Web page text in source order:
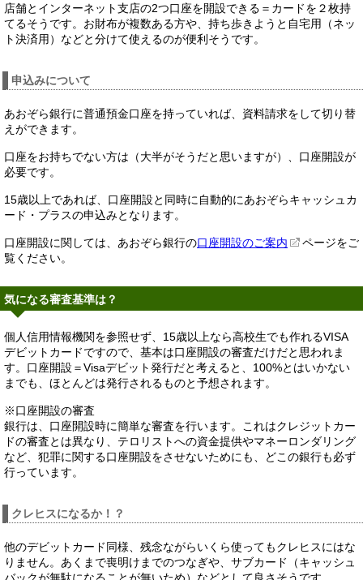
店舗とインターネット支店の2つ口座を開設できる＝カードを２枚持
てるそうです。お財布が複数ある方や、持ち歩きようと自宅用（ネッ
ト決済用）などと分けて使えるのが便利そうです。
申込みについて
あおぞら銀行に普通預金口座を持っていれば、資料請求をして切り替
えができます。
口座をお持ちでない方は（大半がそうだと思いますが）、口座開設が
必要です。
15歳以上であれば、口座開設と同時に自動的にあおぞらキャッシュカ
ード・プラスの申込みとなります。
口座開設に関しては、あおぞら銀行の口座開設のご案内
ページをご
覧ください。
気になる審査基準は？
個人信用情報機関を参照せず、15歳以上なら高校生でも作れるVISA
デビットカードですので、基本は口座開設の審査だけだと思われま
す。口座開設＝Visaデビット発行だと考えると、100%とはいかない
までも、ほとんどは発行されるものと予想されます。
※口座開設の審査
銀行は、口座開設時に簡単な審査を行います。これはクレジットカー
ドの審査とは異なり、テロリストへの資金提供やマネーロンダリング
など、犯罪に関する口座開設をさせないためにも、どこの銀行も必ず
行っています。
クレヒスになるか！？
他のデビットカード同様、残念ながらいくら使ってもクレヒスにはな
りません。あくまで喪明けまでのつなぎや、サブカード（キャッシュ
バックが無駄になることが無いため）などとして良さそうです。